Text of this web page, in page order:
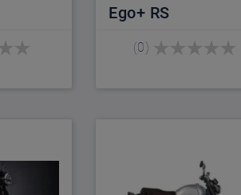
(0)
Ego+ RS